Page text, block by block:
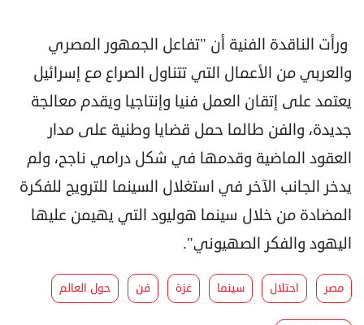
ورأت الناقدة الفنية أن "تفاعل الجمهور المصري
والعربي من الأعمال التي تتناول الصراع مع إسرائيل
يعتمد على إتقان العمل فنيا وإنتاجيا ويقدم معالجة
جديدة، والفن طالما حمل قضايا وطنية على مدار
العقود الماضية وقدمها في شكل درامي ناجح، ولم
يدخر الجانب الآخر في استغلال السينما للترويج للفكرة
المضادة من خلال سينما هوليود التي يهيمن عليها
اليهود والفكر الصهيوني".
مصر احتلال سينما غزة فن حول العالم